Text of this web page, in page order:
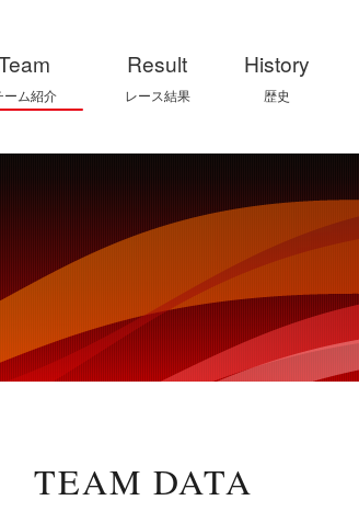
ーム紹介
Result
レース結果
History
歴史
TEAM DATA